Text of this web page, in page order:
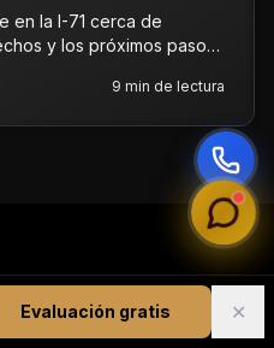
Evaluación gratis ✕
en la I-71 cerca de
y los próximos pasos
una evaluación gratuita.
9 min de lectura